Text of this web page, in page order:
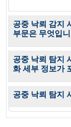
공중 낙뢰 감지
부문은 무엇입
공중 낙뢰 탐지
화 세부 정보가
공중 낙뢰 탐지